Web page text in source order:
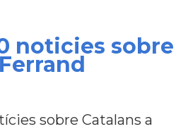
Catalans a Nantes
noticies sobre
sobre Catalans a